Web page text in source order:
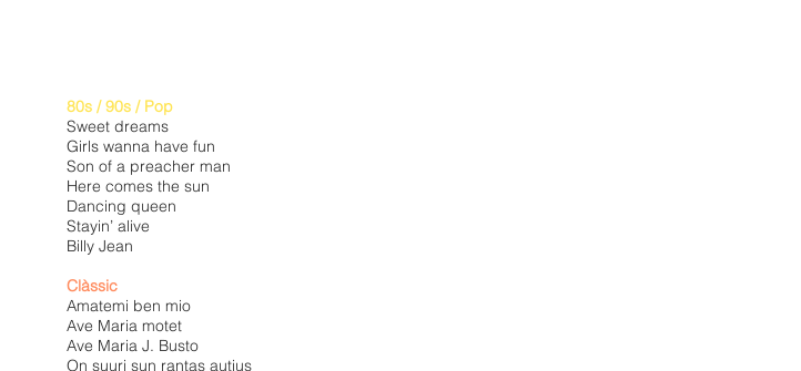
80s / 90s / Pop
Sweet dreams
Girls wanna have fun
Son of a preacher man
Here comes the sun
Dancing queen
Stayin’ alive
Billy Jean
Clàssic
Amatemi ben mio
Ave Maria motet
Ave Maria J. Busto
On suuri sun rantas autius